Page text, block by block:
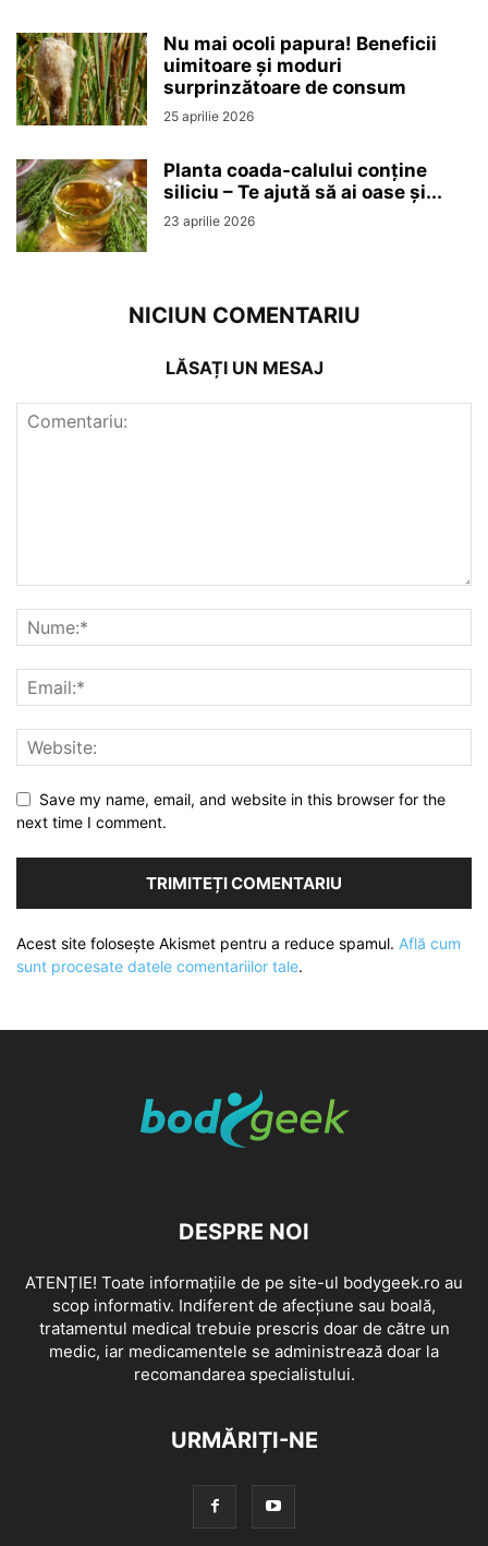
Nu mai ocoli papura! Beneficii
uimitoare și moduri
surprinzătoare de consum
25 aprilie 2026
Planta coada-calului conține
siliciu – Te ajută să ai oase și...
23 aprilie 2026
NICIUN COMENTARIU
LĂSAȚI UN MESAJ
Save my name, email, and website in this browser for the
next time I comment.
Acest site folosește Akismet pentru a reduce spamul. Află cum
sunt procesate datele comentariilor tale.
DESPRE NOI
ATENȚIE! Toate informațiile de pe site-ul bodygeek.ro au
scop informativ. Indiferent de afecțiune sau boală,
tratamentul medical trebuie prescris doar de către un
medic, iar medicamentele se administrează doar la
recomandarea specialistului.
URMĂRIȚI-NE